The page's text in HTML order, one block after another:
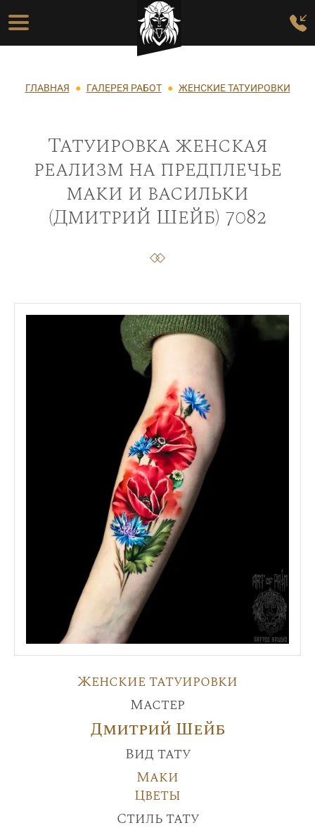
Перейти к основному содержанию
Основная навигация
Строка навигации
ГЛАВНАЯ ГАЛЕРЕЯ РАБОТ ЖЕНСКИЕ ТАТУИРОВКИ
Татуировка женская
реализм на предплечье
маки и васильки
(Дмитрий Шейб) 7082
Женские татуировки
Мастер
Дмитрий Шейб
Вид тату
Маки
Цветы
Стиль тату